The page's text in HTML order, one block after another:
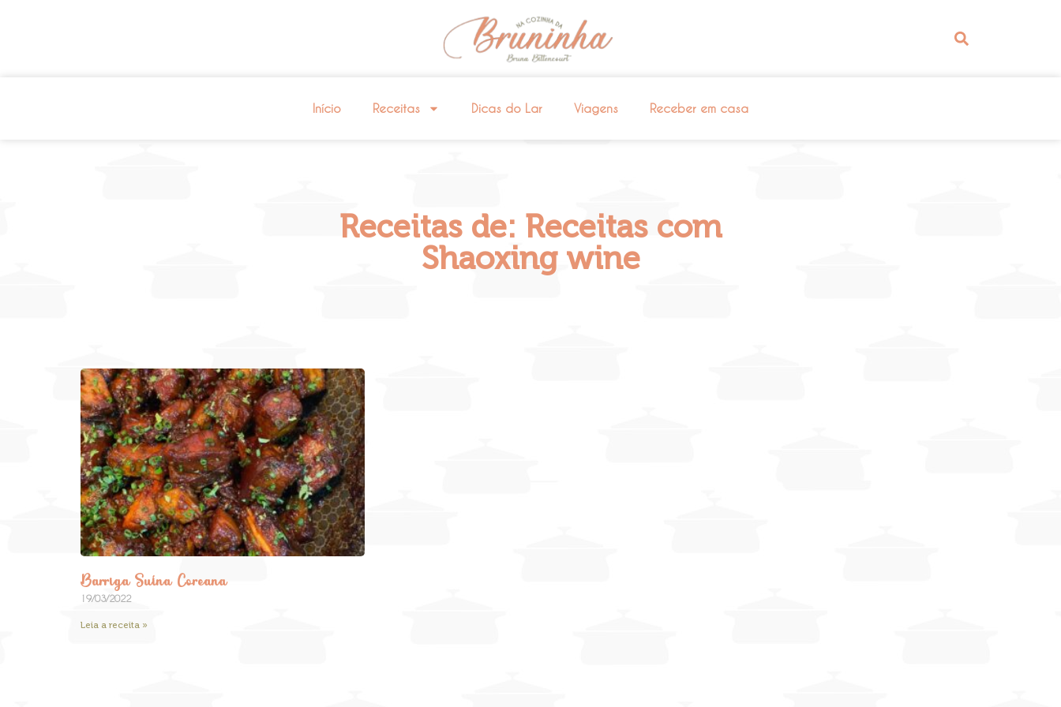
Início Receitas Dicas do Lar Viagens Receber em casa
Receitas de: Receitas com
Shaoxing wine
Barriga Suína Coreana
19/03/2022
Leia a receita »